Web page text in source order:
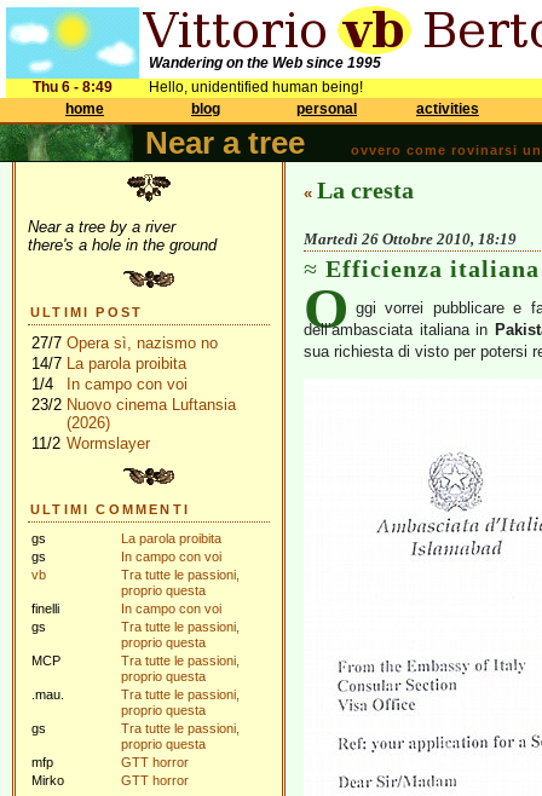
Wandering on the Web since 1995
Thu 6 - 8:49
Hello, unidentified human being!
home
blog personal activities
Near a tree ovvero come rovinarsi
Near a tree by a river
there's a hole in the ground
ULTIMI POST
27/7 Opera sì, nazismo no
14/7 La parola proibita
1/4
In campo con voi
23/2 Nuovo cinema Luftansia
(2026)
11/2 Wormslayer
ULTIMI COMMENTI
gs
La parola proibita
gs
In campo con voi
vb
Tra tutte le passioni,
proprio questa
finelli
In campo con voi
gs
Tra tutte le passioni,
proprio questa
MCP
Tra tutte le passioni,
proprio questa
.mau.
Tra tutte le passioni,
proprio questa
gs
Tra tutte le passioni,
proprio questa
mfp
GTT horror
Mirko
GTT horror
« La cresta
Martedì 26 Ottobre 2010, 18:19
Efficienza italiana
O ggi vorrei pubblicare e
dell’ambasciata italiana in
sua richiesta di visto per potersi